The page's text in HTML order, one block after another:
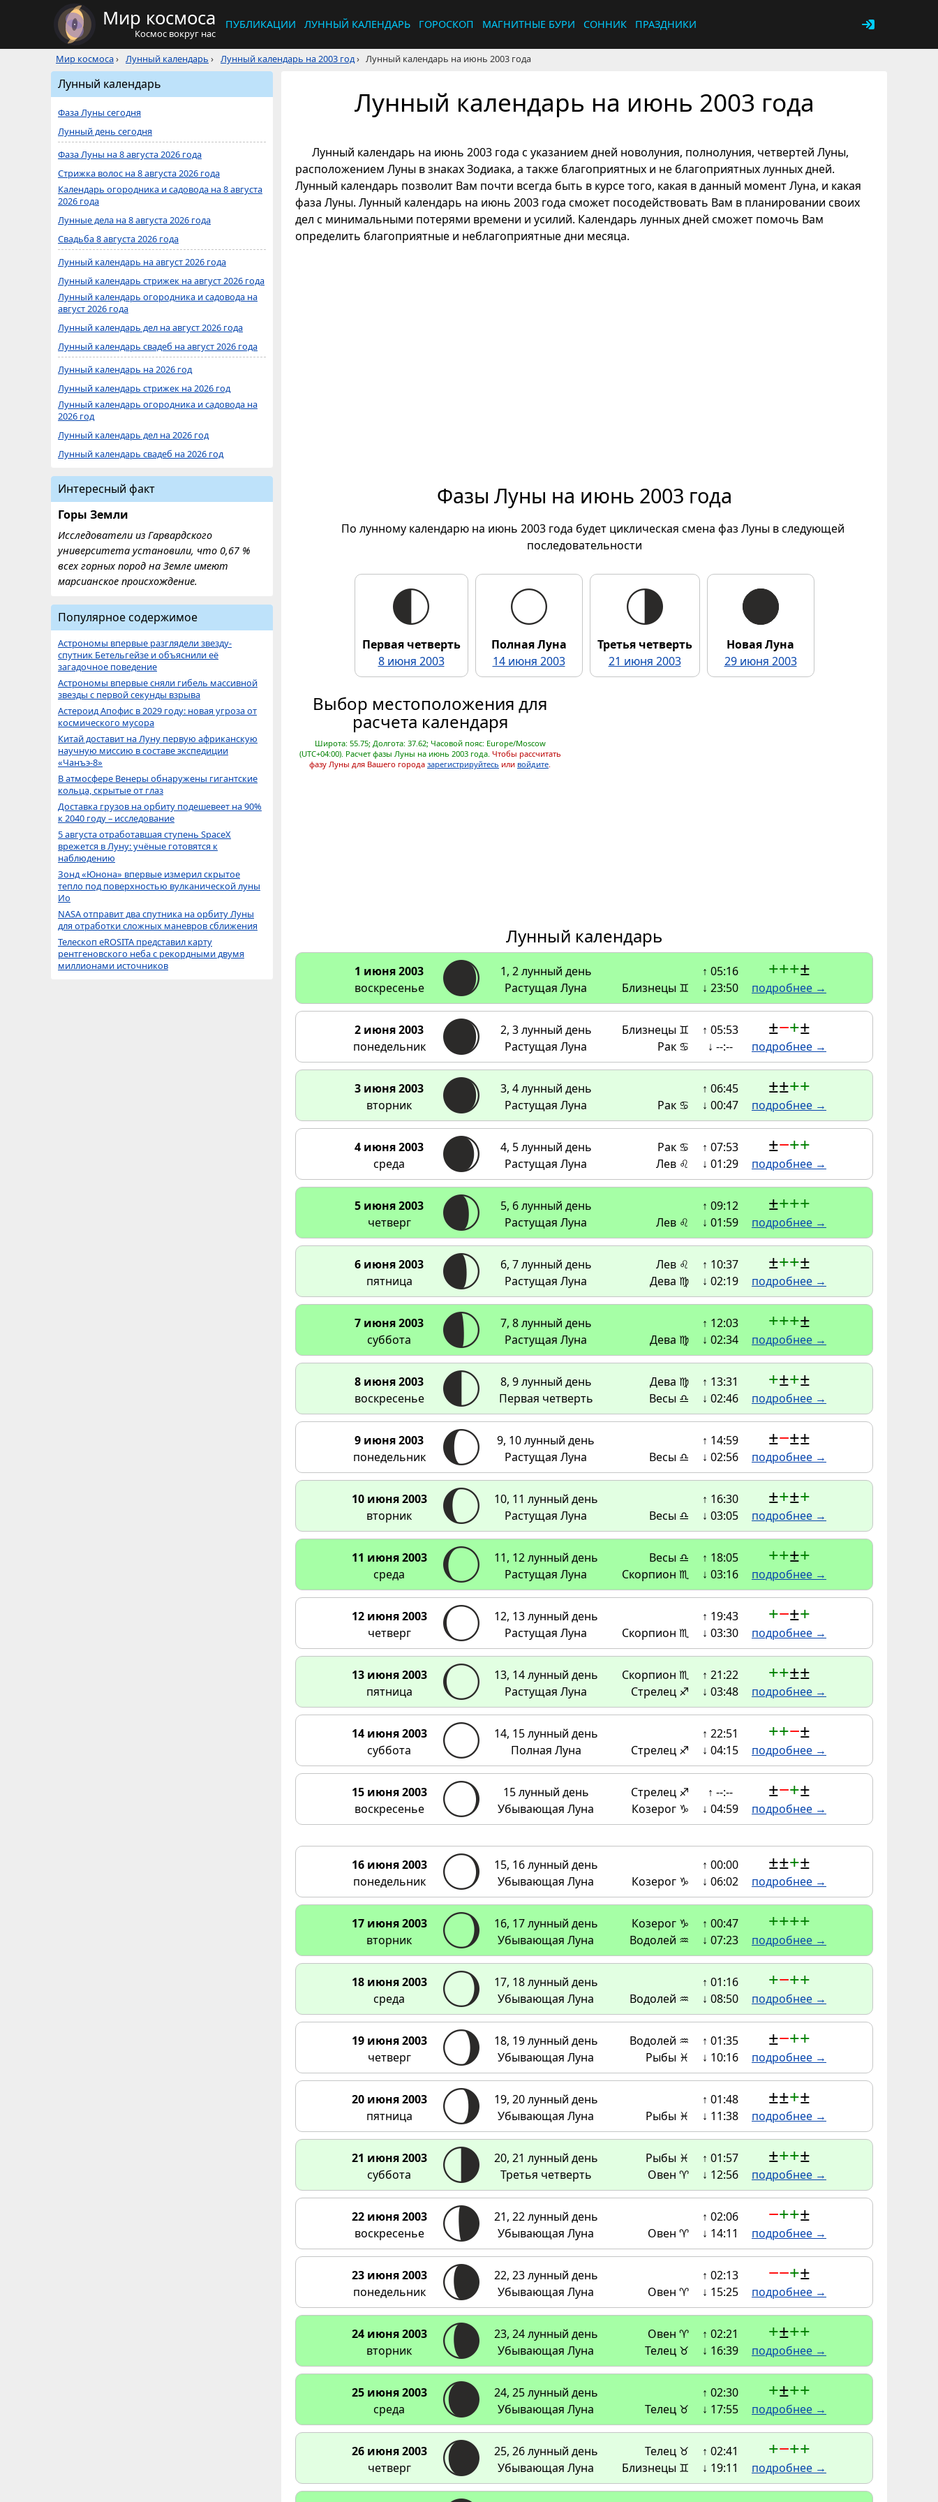
Мир космоса
Космос вокруг нас
ПУБЛИКАЦИИ ЛУННЫЙ КАЛЕНДАРЬ ГОРОСКОП МАГНИТНЫЕ БУРИ СОННИК ПРАЗДНИКИ
Мир космоса› Лунный календарь › Лунный календарь на 2003 год› Лунный календарь на июнь 2003 года
Лунный календарь на июнь 2003 года
Лунный календарь на июнь 2003 года с указанием дней новолуния, полнолуния, четвертей Луны,
расположением Луны в знаках Зодиака, а также благоприятных и не благоприятных лунных дней.
Лунный календарь позволит Вам почти всегда быть в курсе того, какая в данный момент Луна, и какая
фаза Луны. Лунный календарь на июнь 2003 года сможет посодействовать Вам в планировании своих
дел с минимальными потерями времени и усилий. Календарь лунных дней сможет помочь Вам
определить благоприятные и неблагоприятные дни месяца.
Фазы Луны на июнь 2003 года
По лунному календарю на июнь 2003 года будет циклическая смена фаз Луны в следующей
последовательности
Первая четверть
8 июня 2003
Полная Луна
14 июня 2003
Третья четверть
21 июня 2003
Новая Луна
29 июня 2003
Выбор местоположения для
расчета календаря
Широта: 55.75; Долгота: 37.62; Часовой пояс: Europe/Moscow
(UTC+04:00). Расчет фазы Луны на июнь 2003 года. Чтобы рассчитать
фазу Луны для Вашего города зарегистрируйтесь или войдите.
Лунный календарь
1 июня 2003
воскресенье
1, 2 лунный день
Растущая Луна
Близнецы ♊
↑ 05:16
↓ 23:50
+++±
подробнее →
2 июня 2003
понедельник
2, 3 лунный день
Растущая Луна
Близнецы ♊
Рак ♋
↑ 05:53
↓ --:--
±−+±
подробнее →
3 июня 2003
вторник
3, 4 лунный день
Растущая Луна
Рак ♋
↑ 06:45
↓ 00:47
±±++
подробнее →
4 июня 2003
среда
4, 5 лунный день
Растущая Луна
Рак ♋
Лев ♌
↑ 07:53
↓ 01:29
±−++
подробнее →
5 июня 2003
четверг
5, 6 лунный день
Растущая Луна
Лев ♌
↑ 09:12
↓ 01:59
±+++
подробнее →
6 июня 2003
пятница
6, 7 лунный день
Растущая Луна
Лев ♌
Дева ♍
↑ 10:37
↓ 02:19
±++±
подробнее →
7 июня 2003
суббота
7, 8 лунный день
Растущая Луна
Дева ♍
↑ 12:03
↓ 02:34
+++±
подробнее →
8 июня 2003
воскресенье
8, 9 лунный день
Первая четверть
Дева ♍
Весы ♎
↑ 13:31
↓ 02:46
+±+±
подробнее →
9 июня 2003
понедельник
9, 10 лунный день
Растущая Луна
Весы ♎
↑ 14:59
↓ 02:56
±−±±
подробнее →
10 июня 2003
вторник
10, 11 лунный день
Растущая Луна
Весы ♎
↑ 16:30
↓ 03:05
±+±+
подробнее →
11 июня 2003
среда
11, 12 лунный день
Растущая Луна
Весы ♎
Скорпион ♏
↑ 18:05
↓ 03:16
++±+
подробнее →
12 июня 2003
четверг
12, 13 лунный день
Растущая Луна
Скорпион ♏
↑ 19:43
↓ 03:30
+−±+
подробнее →
13 июня 2003
пятница
13, 14 лунный день
Растущая Луна
Скорпион ♏
Стрелец ♐
↑ 21:22
↓ 03:48
++±±
подробнее →
14 июня 2003
суббота
14, 15 лунный день
Полная Луна
Стрелец ♐
↑ 22:51
↓ 04:15
++−±
подробнее →
15 июня 2003
воскресенье
15 лунный день
Убывающая Луна
Стрелец ♐
Козерог ♑
↑ --:--
↓ 04:59
±−+±
подробнее →
16 июня 2003
понедельник
15, 16 лунный день
Убывающая Луна
Козерог ♑
↑ 00:00
↓ 06:02
±±+±
подробнее →
17 июня 2003
вторник
16, 17 лунный день
Убывающая Луна
Козерог ♑
Водолей ♒
↑ 00:47
↓ 07:23
++++
подробнее →
18 июня 2003
среда
17, 18 лунный день
Убывающая Луна
Водолей ♒
↑ 01:16
↓ 08:50
+−++
подробнее →
19 июня 2003
четверг
18, 19 лунный день
Убывающая Луна
Водолей ♒
Рыбы ♓
↑ 01:35
↓ 10:16
±−++
подробнее →
20 июня 2003
пятница
19, 20 лунный день
Убывающая Луна
Рыбы ♓
↑ 01:48
↓ 11:38
±±+±
подробнее →
21 июня 2003
суббота
20, 21 лунный день
Третья четверть
Рыбы ♓
Овен ♈
↑ 01:57
↓ 12:56
±++±
подробнее →
22 июня 2003
воскресенье
21, 22 лунный день
Убывающая Луна
Овен ♈
↑ 02:06
↓ 14:11
−++±
подробнее →
23 июня 2003
понедельник
22, 23 лунный день
Убывающая Луна
Овен ♈
↑ 02:13
↓ 15:25
−−+±
подробнее →
24 июня 2003
вторник
23, 24 лунный день
Убывающая Луна
Овен ♈
Телец ♉
↑ 02:21
↓ 16:39
+±++
подробнее →
25 июня 2003
среда
24, 25 лунный день
Убывающая Луна
Телец ♉
↑ 02:30
↓ 17:55
+±++
подробнее →
26 июня 2003
четверг
25, 26 лунный день
Убывающая Луна
Телец ♉
Близнецы ♊
↑ 02:41
↓ 19:11
+−++
подробнее →
Лунный календарь
Фаза Луны сегодня
Лунный день сегодня
Фаза Луны на 8 августа 2026 года
Стрижка волос на 8 августа 2026 года
Календарь огородника и садовода на 8 августа
2026 года
Лунные дела на 8 августа 2026 года
Свадьба 8 августа 2026 года
Лунный календарь на август 2026 года
Лунный календарь стрижек на август 2026 года
Лунный календарь огородника и садовода на
август 2026 года
Лунный календарь дел на август 2026 года
Лунный календарь свадеб на август 2026 года
Лунный календарь на 2026 год
Лунный календарь стрижек на 2026 год
Лунный календарь огородника и садовода на
2026 год
Лунный календарь дел на 2026 год
Лунный календарь свадеб на 2026 год
Интересный факт
Горы Земли
Исследователи из Гарвардского
университета установили, что 0,67 %
всех горных пород на Земле имеют
марсианское происхождение.
Популярное содержимое
Астрономы впервые разглядели звезду-
спутник Бетельгейзе и объяснили её
загадочное поведение
Астрономы впервые сняли гибель массивной
звезды с первой секунды взрыва
Астероид Апофис в 2029 году: новая угроза от
космического мусора
Китай доставит на Луну первую африканскую
научную миссию в составе экспедиции
«Чанъэ-8»
В атмосфере Венеры обнаружены гигантские
кольца, скрытые от глаз
Доставка грузов на орбиту подешевеет на 90%
к 2040 году – исследование
5 августа отработавшая ступень SpaceX
врежется в Луну: учёные готовятся к
наблюдению
Зонд «Юнона» впервые измерил скрытое
тепло под поверхностью вулканической луны
Ио
NASA отправит два спутника на орбиту Луны
для отработки сложных маневров сближения
Телескоп eROSITA представил карту
рентгеновского неба с рекордными двумя
миллионами источников